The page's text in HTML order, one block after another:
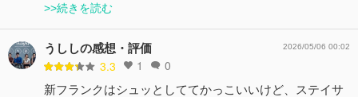
>>続きを読む
うししの感想・評価
3.3 1 0
2026/05/06 00:02
新フランクはシュッとしててかっこいいけど、ステイサ